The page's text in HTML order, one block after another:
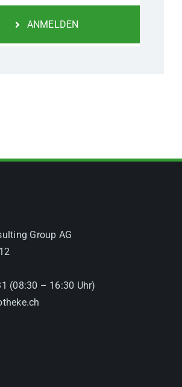
ANMELDEN
Group AG
(08:30 – 16:30 Uhr)